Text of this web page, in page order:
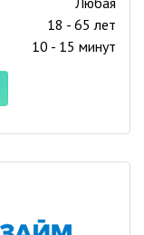
18 - 65 лет
10 - 15 минут